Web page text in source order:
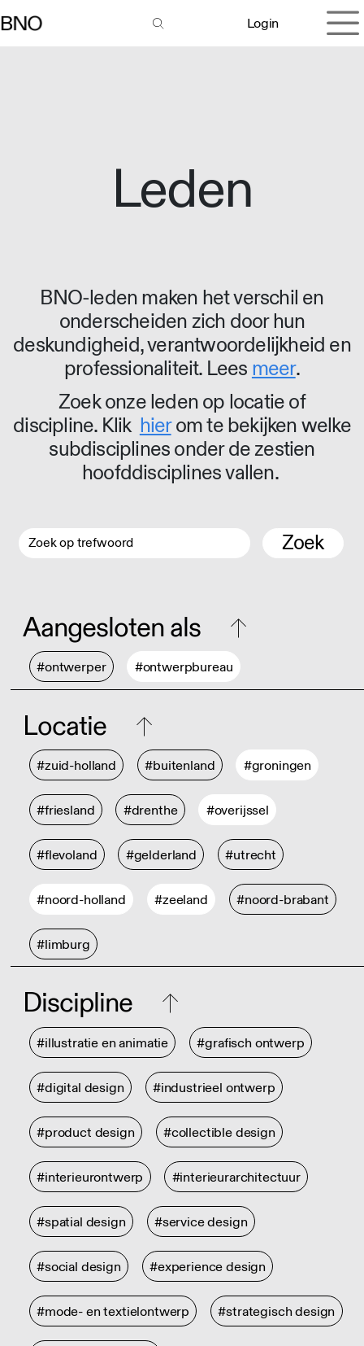
Login
Leden
BNO-leden maken het verschil en
onderscheiden zich door hun
deskundigheid, verantwoordelijkheid en
professionaliteit. Lees meer.
Zoek onze leden op locatie of
discipline. Klik hierom te bekijken welke
subdisciplines onder de zestien
hoofddisciplines vallen.
Zoek
Aangesloten als
#ontwerper #ontwerpbureau
Locatie
#zuid-holland #buitenland #groningen
#friesland #drenthe #overijssel
#flevoland #gelderland #utrecht
#noord-holland #zeeland #noord-brabant
#limburg
Discipline
#illustratie en animatie #grafisch ontwerp
#digital design #industrieel ontwerp
#product design #collectible design
#interieurontwerp #interieurarchitectuur
#spatial design #service design
#social design #experience design
#mode- en textielontwerp #strategisch design